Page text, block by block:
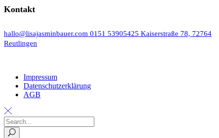
Kontakt
hallo@lisajasminbauer.com 0151 53905425 Kaiserstraße 78, 72764
Reutlingen
Impressum
Datenschutzerklärung
AGB